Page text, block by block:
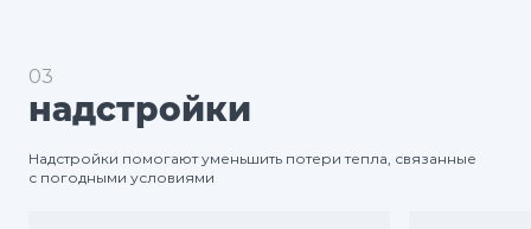
03
надстройки
Надстройки помогают уменьшить потери тепла, связанные
с погодными условиями